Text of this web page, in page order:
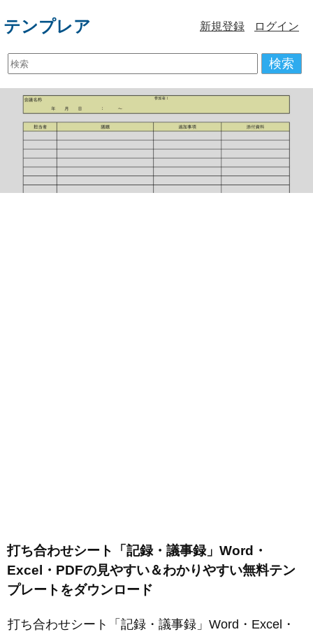
テンプレア 新規登録 ログイン
検索
打ち合わせシート「記録・議事録」Word・
Excel・PDFの見やすい＆わかりやすい無料テン
プレートをダウンロード
打ち合わせシート「記録・議事録」Word・Excel・